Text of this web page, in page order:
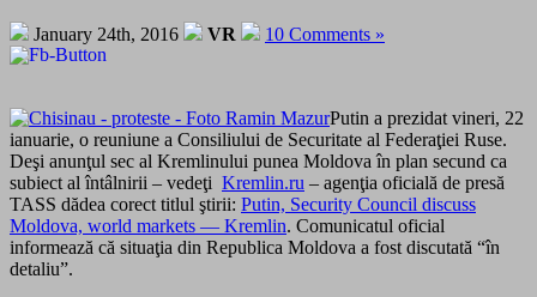
January 24th, 2016 VR 10 Comments »
Putin a prezidat vineri, 22
ianuarie, o reuniune a Consiliului de Securitate al Federaţiei Ruse.
Deşi anunţul sec al Kremlinului punea Moldova în plan secund ca
subiect al întâlnirii – vedeţi Kremlin.ru – agenţia oficială de presă
TASS dădea corect titlul ştirii: Putin, Security Council discuss
Moldova, world markets — Kremlin. Comunicatul oficial
informează că situaţia din Republica Moldova a fost discutată “în
detaliu”.